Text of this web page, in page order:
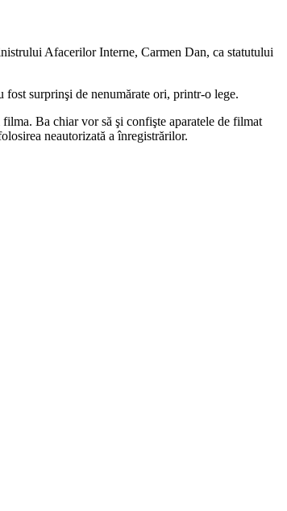
Afacerilor Interne, Carmen Dan, ca statutului
surprinşi de nenumărate ori, printr-o lege.
Ba chiar vor să şi confişte aparatele de filmat
neautorizată a înregistrărilor.